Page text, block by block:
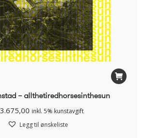
– allthetiredhorsesinthesun
3.675,00 inkl. 5% kunstavgift
Legg til ønskeliste